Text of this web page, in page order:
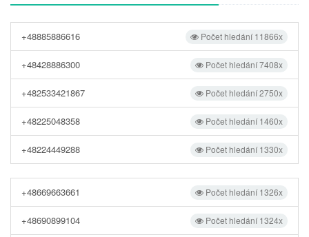
Počet hledání 11866x
+48885886616
Počet hledání 7408x
+48428886300
Počet hledání 2750x
+482533421867
Počet hledání 1460x
+48225048358
Počet hledání 1330x
+48224449288
Počet hledání 1326x
+48669663661
Počet hledání 1324x
+48690899104